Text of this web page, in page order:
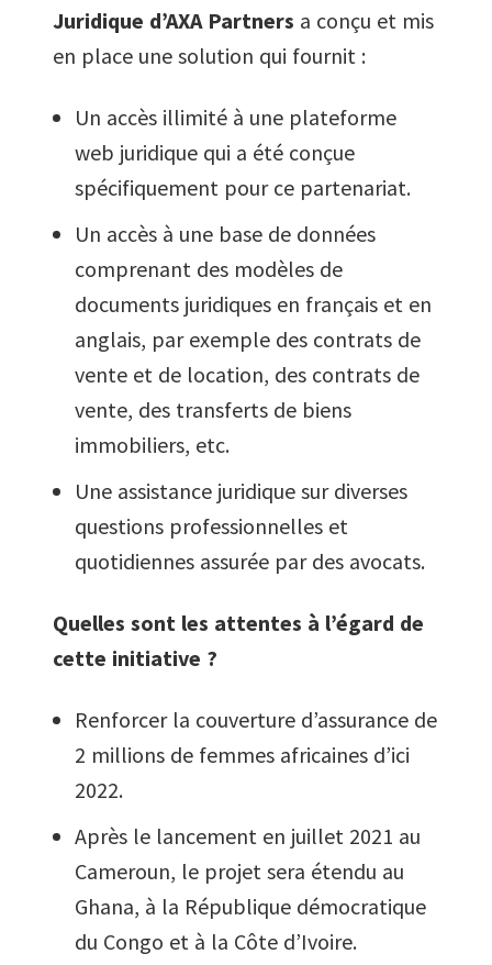
Juridique d’AXA Partners a conçu et mis
en place une solution qui fournit :
Un accès illimité à une plateforme
web juridique qui a été conçue
spécifiquement pour ce partenariat.
Un accès à une base de données
comprenant des modèles de
documents juridiques en français et en
anglais, par exemple des contrats de
vente et de location, des contrats de
vente, des transferts de biens
immobiliers, etc.
Une assistance juridique sur diverses
questions professionnelles et
quotidiennes assurée par des avocats.
Quelles sont les attentes à l’égard de
cette initiative ?
Renforcer la couverture d’assurance de
2 millions de femmes africaines d’ici
2022.
Après le lancement en juillet 2021 au
Cameroun, le projet sera étendu au
Ghana, à la République démocratique
du Congo et à la Côte d’Ivoire.